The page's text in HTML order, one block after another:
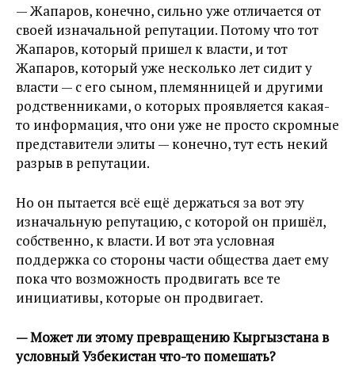
— Жапаров, конечно, сильно уже отличается от
своей изначальной репутации. Потому что тот
Жапаров, который пришел к власти, и тот
Жапаров, который уже несколько лет сидит у
власти — с его сыном, племянницей и другими
родственниками, о которых проявляется какая-
то информация, что они уже не просто скромные
представители элиты — конечно, тут есть некий
разрыв в репутации.
Но он пытается всё ещё держаться за вот эту
изначальную репутацию, с которой он пришёл,
собственно, к власти. И вот эта условная
поддержка со стороны части общества дает ему
пока что возможность продвигать все те
инициативы, которые он продвигает.
— Может ли этому превращению Кыргызстана в
условный Узбекистан что-то помешать?